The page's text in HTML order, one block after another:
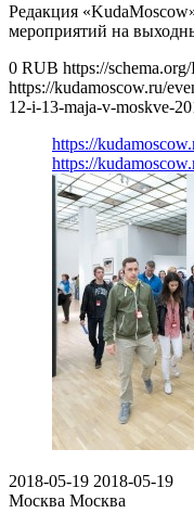
Редакция
мероприятий на
0 RUB https://
https://kudamoscow.ru/
12-i-13-maja-v-moskve-
https://
https://
2018-05-19 2018-05-19
Москва Москва